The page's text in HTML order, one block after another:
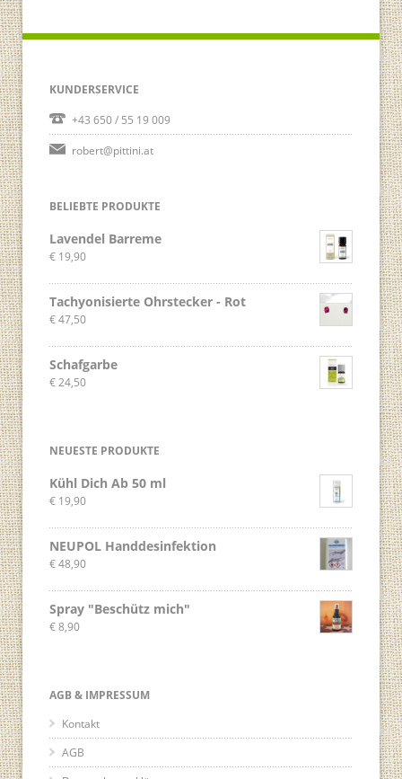
KUNDERSERVICE
+43 650 / 55 19 009
robert@pittini.at
BELIEBTE PRODUKTE
Lavendel Barreme
€19,90
Tachyonisierte Ohrstecker - Rot
€47,50
Schafgarbe
€24,50
NEUESTE PRODUKTE
Kühl Dich Ab 50 ml
€19,90
NEUPOL Handdesinfektion
€48,90
Spray "Beschütz mich"
€8,90
AGB & IMPRESSUM
Kontakt
AGB